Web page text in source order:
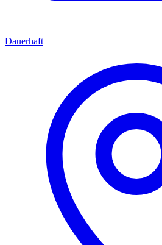
Dauerhaft